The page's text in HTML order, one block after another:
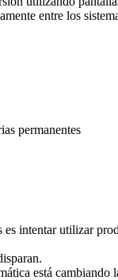
entre los
permanentes
intentar utilizar
está cambiando